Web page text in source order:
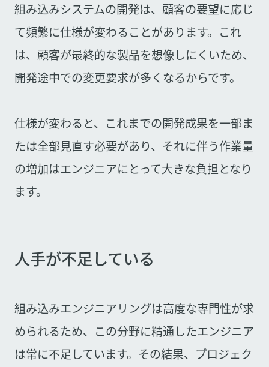
組み込みシステムの開発は、顧客の要望に応じ
て頻繁に仕様が変わることがあります。これ
は、顧客が最終的な製品を想像しにくいため、
開発途中での変更要求が多くなるからです。
仕様が変わると、これまでの開発成果を一部ま
たは全部見直す必要があり、それに伴う作業量
の増加はエンジニアにとって大きな負担となり
ます。
人手が不足している
組み込みエンジニアリングは高度な専門性が求
められるため、この分野に精通したエンジニア
は常に不足しています。その結果、プロジェク